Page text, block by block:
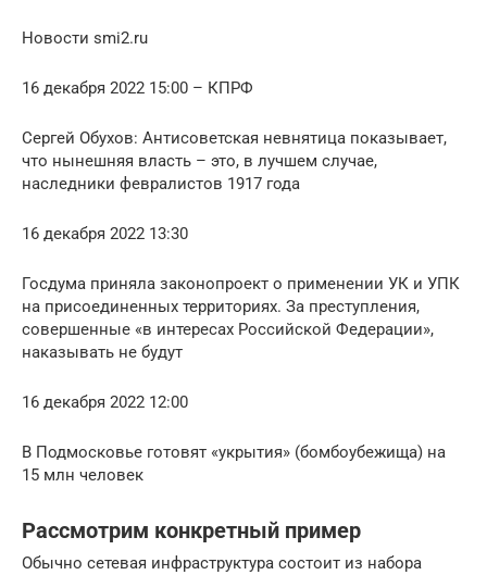
Новости smi2.ru
16 декабря 2022 15:00 – КПРФ
Сергей Обухов: Антисоветская невнятица показывает,
что нынешняя власть – это, в лучшем случае,
наследники февралистов 1917 года
16 декабря 2022 13:30
Госдума приняла законопроект о применении УК и УПК
на присоединенных территориях. За преступления,
совершенные «в интересах Российской Федерации»,
наказывать не будут
16 декабря 2022 12:00
В Подмосковье готовят «укрытия» (бомбоубежища) на
15 млн человек
Рассмотрим конкретный пример
Обычно сетевая инфраструктура состоит из набора